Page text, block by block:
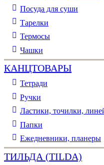
Посуда для суши
Тарелки
Термосы
Чашки
КАНЦТОВАРЫ
Тетради
Ручки
Ластики, точилки,
Папки
Ежедневники, планеры
ТИЛЬДА (TILDA)